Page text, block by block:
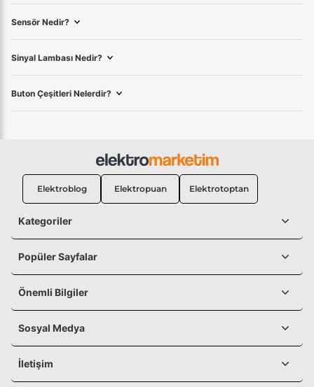
Sensör Nedir?
Sinyal Lambası Nedir?
Buton Çeşitleri Nelerdir?
Elektroblog Elektropuan Elektrotoptan
Kategoriler
Popüler Sayfalar
Önemli Bilgiler
Sosyal Medya
İletişim